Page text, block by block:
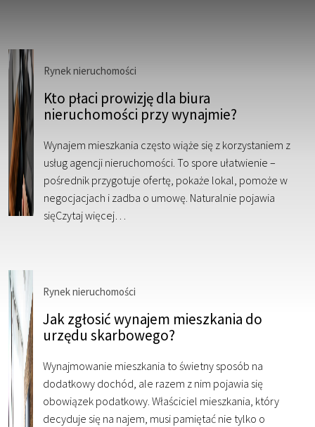
Rynek nieruchomości
Kto płaci prowizję dla biura
nieruchomości przy wynajmie?
Wynajem mieszkania często wiąże się z korzystaniem z
usług agencji nieruchomości. To spore ułatwienie –
pośrednik przygotuje ofertę, pokaże lokal, pomoże w
negocjacjach i zadba o umowę. Naturalnie pojawia
sięCzytaj więcej…
Rynek nieruchomości
Jak zgłosić wynajem mieszkania do
urzędu skarbowego?
Wynajmowanie mieszkania to świetny sposób na
dodatkowy dochód, ale razem z nim pojawia się
obowiązek podatkowy. Właściciel mieszkania, który
decyduje się na najem, musi pamiętać nie tylko o